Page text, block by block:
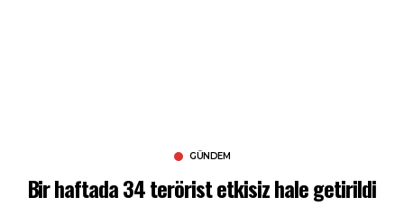
GÜNDEM
Bir haftada 34 terörist etkisiz hale getirildi